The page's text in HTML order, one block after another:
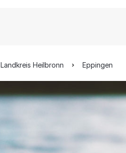
Landkreis Heilbronn Eppingen